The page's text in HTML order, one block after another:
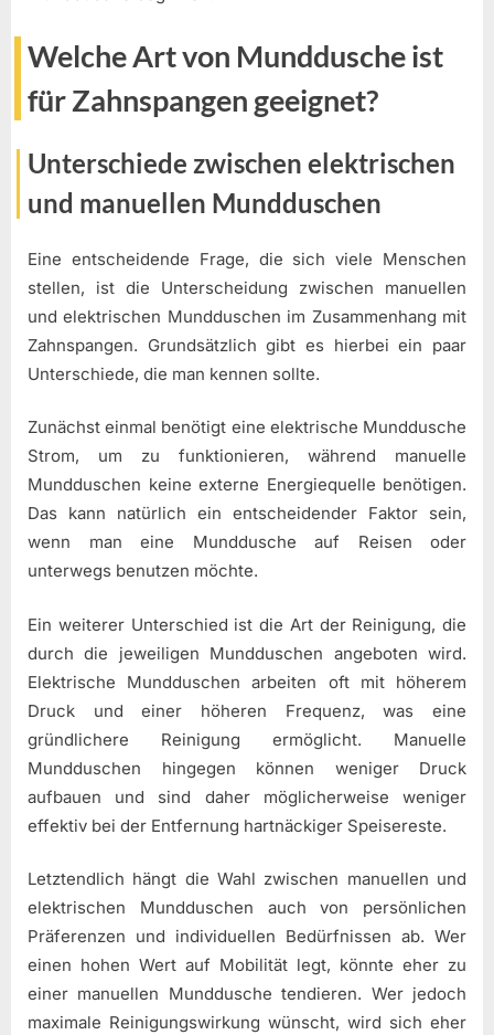
Welche Art von Munddusche ist
für Zahnspangen geeignet?
Unterschiede zwischen elektrischen
und manuellen Mundduschen
Eine entscheidende Frage, die sich viele Menschen
stellen, ist die Unterscheidung zwischen manuellen
und elektrischen Mundduschen im Zusammenhang mit
Zahnspangen. Grundsätzlich gibt es hierbei ein paar
Unterschiede, die man kennen sollte.
Zunächst einmal benötigt eine elektrische Munddusche
Strom, um zu funktionieren, während manuelle
Mundduschen keine externe Energiequelle benötigen.
Das kann natürlich ein entscheidender Faktor sein,
wenn man eine Munddusche auf Reisen oder
unterwegs benutzen möchte.
Ein weiterer Unterschied ist die Art der Reinigung, die
durch die jeweiligen Mundduschen angeboten wird.
Elektrische Mundduschen arbeiten oft mit höherem
Druck und einer höheren Frequenz, was eine
gründlichere Reinigung ermöglicht. Manuelle
Mundduschen hingegen können weniger Druck
aufbauen und sind daher möglicherweise weniger
effektiv bei der Entfernung hartnäckiger Speisereste.
Letztendlich hängt die Wahl zwischen manuellen und
elektrischen Mundduschen auch von persönlichen
Präferenzen und individuellen Bedürfnissen ab. Wer
einen hohen Wert auf Mobilität legt, könnte eher zu
einer manuellen Munddusche tendieren. Wer jedoch
maximale Reinigungswirkung wünscht, wird sich eher